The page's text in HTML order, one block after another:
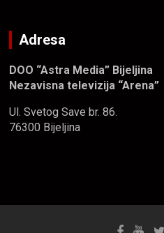
Adresa
DOO “Astra Media” Bijeljina
Nezavisna televizija “Arena”
Ul. Svetog Save br. 86.
76300 Bijeljina